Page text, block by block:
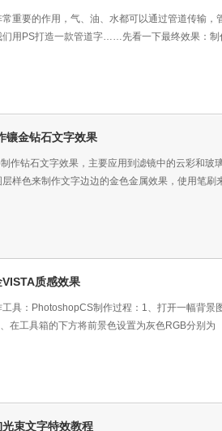
重要的作用，气、油、水都可以通过管道传输，
们用PS打造一款管道字……先看一下最终效果：制
金钻石文字效果
作钻石文字效果，主要应用到滤镜中的云彩和玻
样色来制作文字边边的金色金属效果，使用笔刷
质感效果
具：PhotoshopCS制作过程：1、打开一幅背景
在工具箱的下方将前景色设置为灰色RGB分别为
束文字特效教程